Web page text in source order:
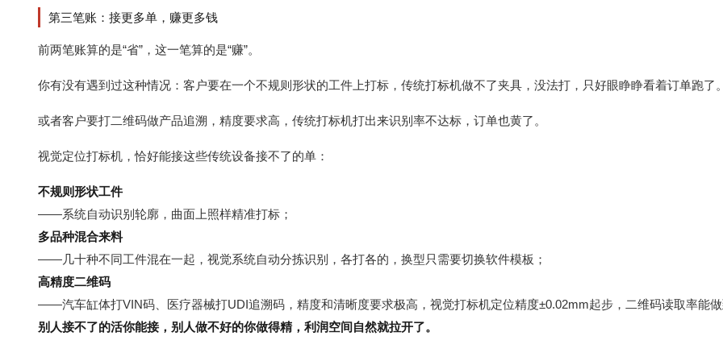
第三笔账：接更多单，赚更多钱
前两笔账算的是“省”，这一笔算的是“赚”。
你有没有遇到过这种情况：客户要在一个不规则形状的工件上打标，传统打标机做不了夹具，没法打，只好眼睁睁看着订单跑了。
或者客户要打二维码做产品追溯，精度要求高，传统打标机打出来识别率不达标，订单也黄了。
视觉定位打标机，恰好能接这些传统设备接不了的单：
不规则形状工件
——系统自动识别轮廓，曲面上照样精准打标；
多品种混合来料
——几十种不同工件混在一起，视觉系统自动分拣识别，各打各的，换型只需要切换软件模板；
高精度二维码
——汽车缸体打VIN码、医疗器械打UDI追溯码，精度和清晰度要求极高，视觉打标机定位精度±0.02mm起步，二维码读取率能做
别人接不了的活你能接，别人做不好的你做得精，利润空间自然就拉开了。